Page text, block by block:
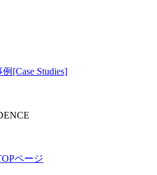
[Case Studies]
ページ